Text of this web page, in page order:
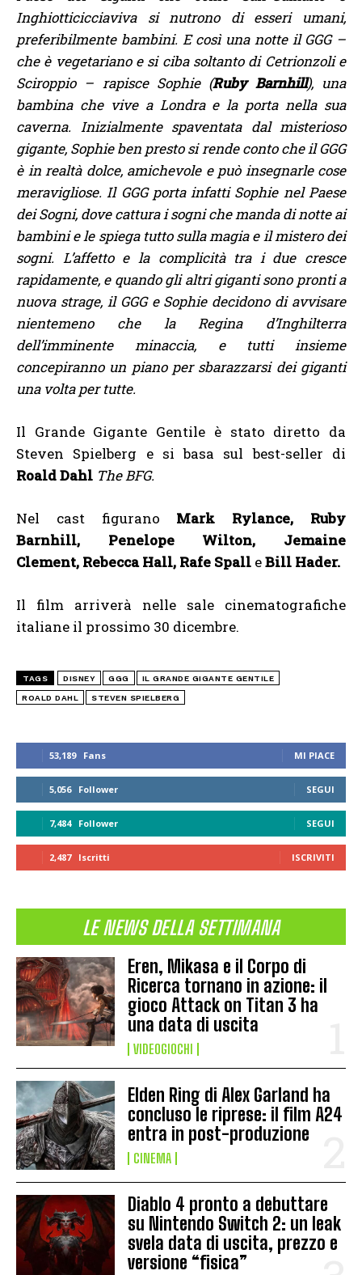
53,189 Fans MI PIACE
5,056 Follower SEGUI
7,484 Follower SEGUI
2,487 Iscritti ISCRIVITI
LE NEWS DELLA SETTIMANA
Eren, Mikasa e il Corpo di
Ricerca tornano in azione: il
gioco Attack on Titan 3 ha
una data di uscita
VIDEOGIOCHI
Elden Ring di Alex Garland ha
concluso le riprese: il film A24
entra in post-produzione
CINEMA
Diablo 4 pronto a debuttare
su Nintendo Switch 2: un leak
svela data di uscita, prezzo e
versione “fisica”
Inghiotticicciaviva si nutrono di esseri umani,
preferibilmente bambini. E così una notte il GGG –
che è vegetariano e si ciba soltanto di Cetrionzoli e
Sciroppio – rapisce Sophie (Ruby Barnhill), una
bambina che vive a Londra e la porta nella sua
caverna. Inizialmente spaventata dal misterioso
gigante, Sophie ben presto si rende conto che il GGG
è in realtà dolce, amichevole e può insegnarle cose
meravigliose. Il GGG porta infatti Sophie nel Paese
dei Sogni, dove cattura i sogni che manda di notte ai
bambini e le spiega tutto sulla magia e il mistero dei
sogni. L’affetto e la complicità tra i due cresce
rapidamente, e quando gli altri giganti sono pronti a
nuova strage, il GGG e Sophie decidono di avvisare
nientemeno che la Regina d’Inghilterra
dell’imminente minaccia, e tutti insieme
concepiranno un piano per sbarazzarsi dei giganti
una volta per tutte.
Il Grande Gigante Gentile è stato diretto da
Steven Spielberg e si basa sul best-seller di
Roald Dahl The BFG.
Nel cast figurano Mark Rylance, Ruby
Barnhill, Penelope Wilton, Jemaine
Clement, Rebecca Hall, Rafe Spall eBill Hader.
Il film arriverà nelle sale cinematografiche
italiane il prossimo 30 dicembre.
TAGS DISNEY GGG IL GRANDE GIGANTE GENTILE
ROALD DAHL STEVEN SPIELBERG